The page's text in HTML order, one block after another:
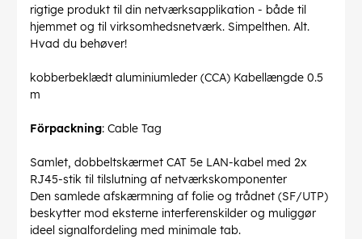
rigtige produkt til din netværksapplikation - både til
hjemmet og til virksomhedsnetværk. Simpelthen. Alt.
Hvad du behøver!
kobberbeklædt aluminiumleder (CCA) Kabellængde 0.5
m
Förpackning: Cable Tag
Samlet, dobbeltskærmet CAT 5e LAN-kabel med 2x
RJ45-stik til tilslutning af netværkskomponenter
Den samlede afskærmning af folie og trådnet (SF/UTP)
beskytter mod eksterne interferenskilder og muliggør
ideel signalfordeling med minimale tab.